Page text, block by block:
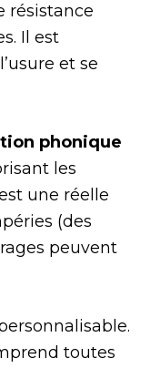
résistance
Il est
et se
phonique
les
une réelle
(des
peuvent
toutes